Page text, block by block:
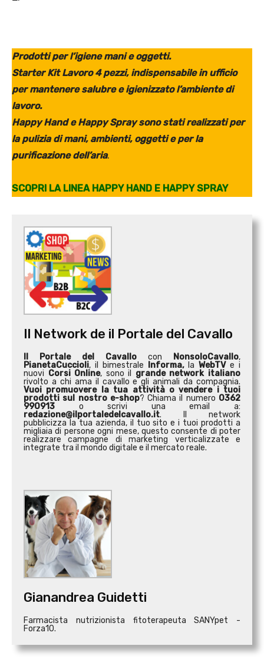
Prodotti per l’igiene mani e oggetti.
Starter Kit Lavoro 4 pezzi, indispensabile in ufficio
per mantenere salubre e igienizzato l’ambiente di
lavoro.
Happy Hand e Happy Spray sono stati realizzati per
la pulizia di mani, ambienti, oggetti e per la
purificazione dell’aria.
SCOPRI LA LINEA HAPPY HAND E HAPPY SPRAY
Il Network de il Portale del Cavallo
Il Portale del Cavallo con NonsoloCavallo,
PianetaCuccioli, il bimestrale Informa,laWebTVe i
nuovi Corsi Online, sono il grande network italiano
rivolto a chi ama il cavallo e gli animali da compagnia.
Vuoi promuovere la tua attività ovendere i tuoi
prodotti sul nostro e-shop? Chiama il numero 0362
990913 o scrivi una email a:
redazione@ilportaledelcavallo.it. Il network
pubblicizza la tua azienda, il tuo sito e i tuoi prodotti a
migliaia di persone ogni mese, questo consente di poter
realizzare campagne di marketing verticalizzate e
integrate tra il mondo digitale e il mercato reale.
Gianandrea Guidetti
Farmacista nutrizionista fitoterapeuta SANYpet -
Forza10.